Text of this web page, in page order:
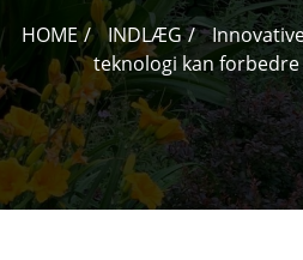
HOME INDLÆG
teknologi kan